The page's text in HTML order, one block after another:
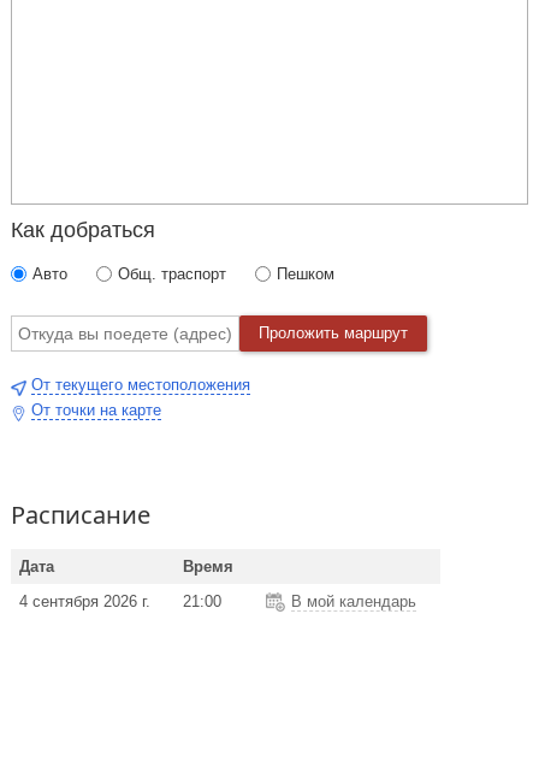
Как добраться
Авто Общ. траспорт Пешком
Проложить маршрут
От текущего местоположения
От точки на карте
Расписание
Дата
Время
4 сентября 2026 г.
21:00 В мой календарь